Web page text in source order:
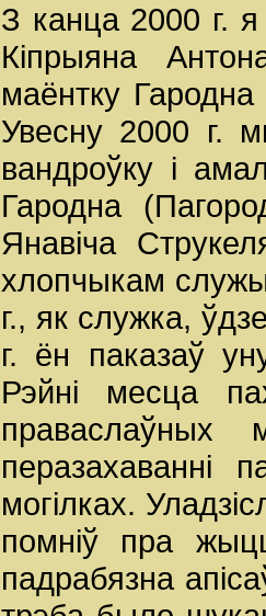
З канца 2000 г.
Кіпрыяна
маёнтку
Увесну 2000 г.
вандроўку і
Гародна
Янавіча
хлопчыкам
г., як служка,
г. ён паказаў
Рэйнi месца
праваслаўных
перазахаванні
могілках.
помніў пра
падрабязна